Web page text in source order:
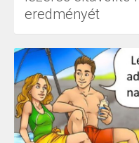
eredményét